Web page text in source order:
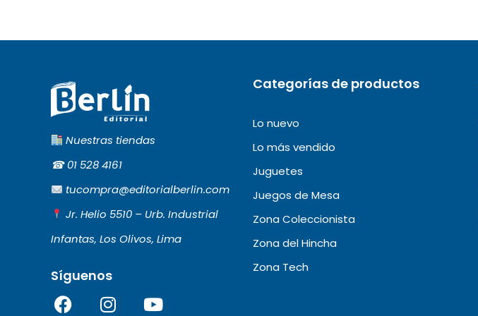
Nuestras tiendas
☎︎01 528 4161
tucompra@editorialberlin.com
Jr. Helio 5510 – Urb. Industrial
Infantas, Los Olivos, Lima
Síguenos
F I Y
Categorías de productos
Lo nuevo
Lo más vendido
Juguetes
Juegos de Mesa
Zona Coleccionista
Zona del Hincha
Zona Tech